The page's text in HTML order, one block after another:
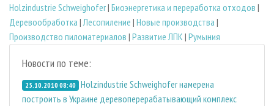
Holzindustrie Schweighofer| Биoэнергетика и переработка отходов |
Деревообработка |Лесопиление | Новые производства |
Производство пиломатериалов | Развитие ЛПК | Румыния
Новости по теме:
25.10.2010 08:40 Holzindustrie Schweighofer намерена
построить в Украине деревоперерабатывающий комплекс